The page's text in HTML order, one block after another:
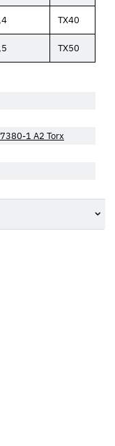
TX40
TX50
1 A2 Torx